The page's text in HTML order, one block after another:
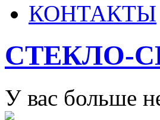
КОНТАКТЫ
СТЕКЛО-
У вас больше